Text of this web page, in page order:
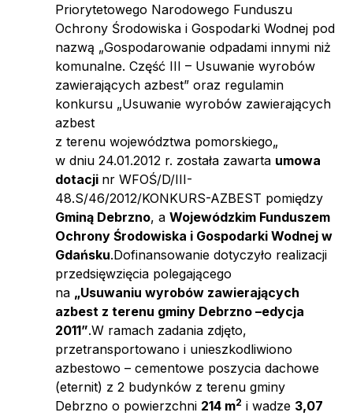
Priorytetowego Narodowego Funduszu
Ochrony Środowiska i Gospodarki Wodnej pod
nazwą „Gospodarowanie odpadami innymi niż
komunalne. Część III – Usuwanie wyrobów
zawierających azbest” oraz regulamin
konkursu „Usuwanie wyrobów zawierających
azbest
z terenu województwa pomorskiego„
w dniu 24.01.2012 r. została zawarta umowa
dotacji nr WFOŚ/D/III-
48.S/46/2012/KONKURS-AZBEST pomiędzy
Gminą Debrzno, a Wojewódzkim Funduszem
Ochrony Środowiska i Gospodarki Wodnej w
Gdańsku.Dofinansowanie dotyczyło realizacji
przedsięwzięcia polegającego
na „Usuwaniu wyrobów zawierających
azbest z terenu gminy Debrzno –edycja
2011”.W ramach zadania zdjęto,
przetransportowano i unieszkodliwiono
azbestowo – cementowe poszycia dachowe
(eternit) z 2 budynków z terenu gminy
Debrzno o powierzchni 214 m2 i wadze 3,07